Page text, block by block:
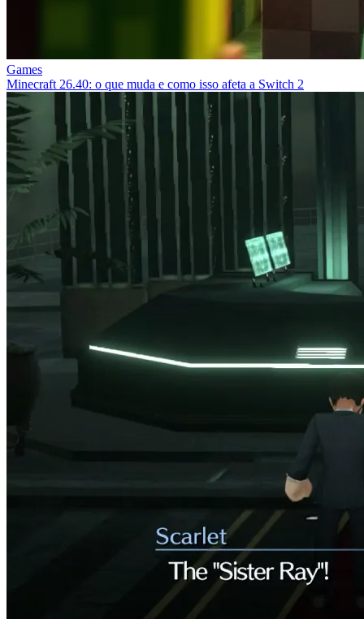
Games
Minecraft 26.40: o que muda e como isso afeta a Switch 2